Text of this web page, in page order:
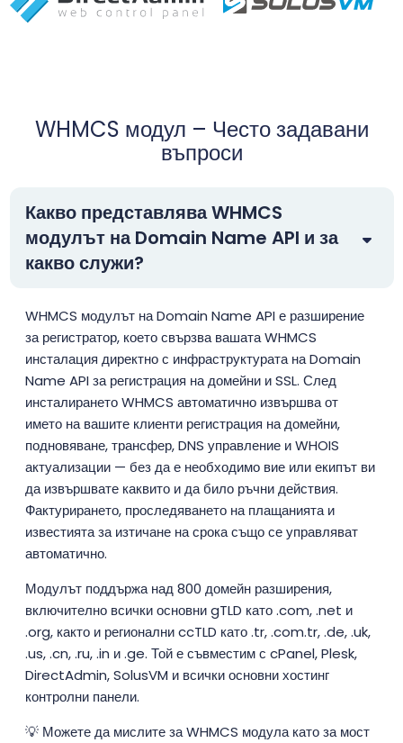
WHMCS модул – Често задавани
въпроси
Какво представлява WHMCS
модулът на Domain Name API и за
какво служи?
WHMCS модулът на Domain Name API е разширение
за регистратор, което свързва вашата WHMCS
инсталация директно с инфраструктурата на Domain
Name API за регистрация на домейни и SSL. След
инсталирането WHMCS автоматично извършва от
името на вашите клиенти регистрация на домейни,
подновяване, трансфер, DNS управление и WHOIS
актуализации — без да е необходимо вие или екипът ви
да извършвате каквито и да било ръчни действия.
Фактурирането, проследяването на плащанията и
известията за изтичане на срока също се управляват
автоматично.
Модулът поддържа над 800 домейн разширения,
включително всички основни gTLD като .com, .net и
.org, както и регионални ccTLD като .tr, .com.tr, .de, .uk,
.us, .cn, .ru, .in и .ge. Той е съвместим с cPanel, Plesk,
DirectAdmin, SolusVM и всички основни хостинг
контролни панели.
💡 Можете да мислите за WHMCS модула като за мост